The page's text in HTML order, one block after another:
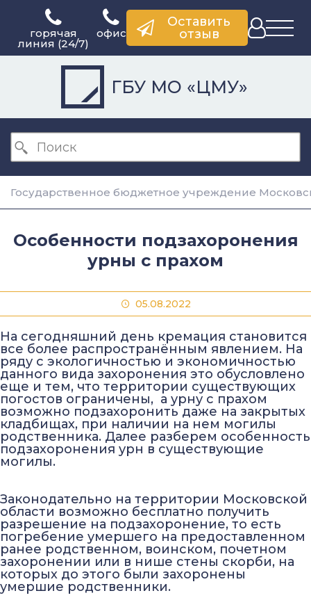
горячая
линия (24/7)
офис
Оставить
отзыв
ГБУ МО «ЦМУ»
Государственное бюджетное учреждение
Особенности подзахоронения
урны с прахом
05.08.2022
На сегодняшний день кремация становится
все более распространённым явлением. На
ряду с экологичностью и экономичностью
данного вида захоронения это обусловлено
еще и тем, что территории существующих
погостов ограничены, а урну с прахом
возможно подзахоронить даже на закрытых
кладбищах, при наличии на нем могилы
родственника. Далее разберем особенность
подзахоронения урн в существующие
могилы.
Законодательно на территории Московской
области возможно бесплатно получить
разрешение на подзахоронение, то есть
погребение умершего на предоставленном
ранее родственном, воинском, почетном
захоронении или в нише стены скорби, на
которых до этого были захоронены
умершие родственники.